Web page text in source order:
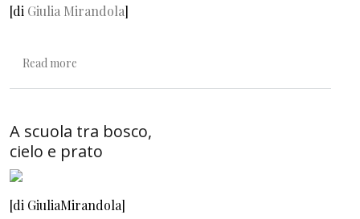
[di Giulia Mirandola]
Read more
A scuola tra bosco,
cielo e prato
[di GiuliaMirandola]